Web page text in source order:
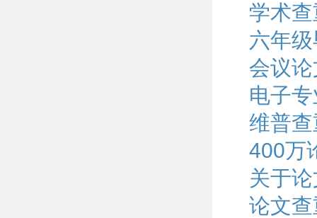
学术
六年
会议
电子
维普
400万
关于
论文